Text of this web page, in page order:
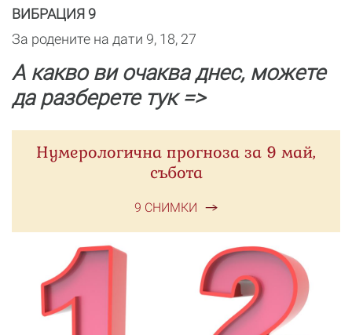
ВИБРАЦИЯ 9
За родените на дати 9, 18, 27
А какво ви очаква днес, можете
да разберете тук =>
Нумерологична прогноза за 9 май,
събота
9 СНИМКИ